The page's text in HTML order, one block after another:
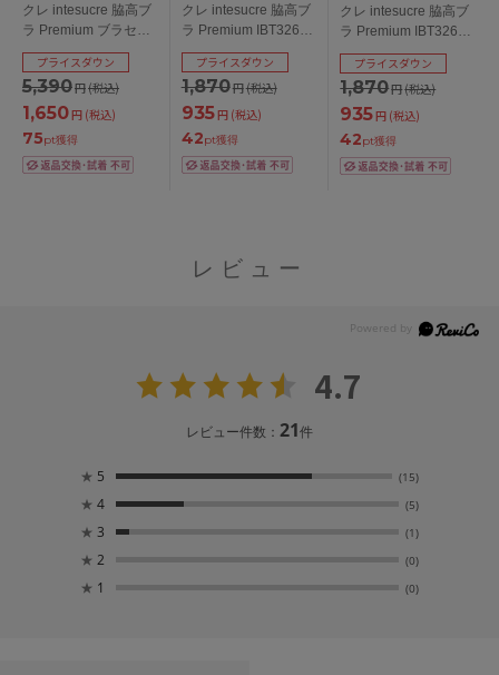
クレ intesucre 脇高ブ
ラ Premium ブラセッ
ト 全4色 B-J/65-80
5,390円(税込)
プライスダウン
1,650円 (税込)
75pt獲得
クレ intesucre 脇高ブ
ラ Premium IBT326ペ
ア サニタリーショー
ツ ウィング対応 全4色
M-LL
1,870円(税込)
プライスダウン
935円 (税込)
42pt獲得
クレ intesucre 脇高ブ
ラ Premium IBT326ペ
ア Ｔバックショーツ
全4色 M-LL
1,870円(税込)
プライスダウン
935円 (税込)
42pt獲得
レビュー
4.7
レビュー件数： 21件
★ 5 (15)
★ 4 (5)
★ 3 (1)
★ 2 (0)
★ 1 (0)